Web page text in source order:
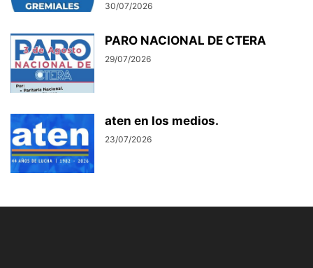
30/07/2026
PARO NACIONAL DE CTERA
29/07/2026
aten en los medios.
23/07/2026